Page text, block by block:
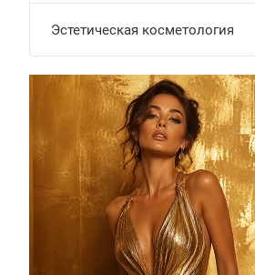
Эстетическая косметология